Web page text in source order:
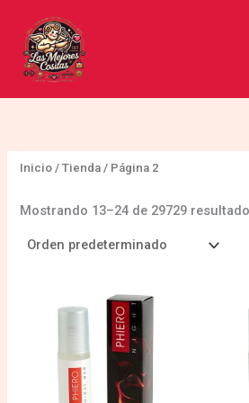
contenido
u
s
Inicio /Tienda / Página 2
Mostrando 13–24 de 29729